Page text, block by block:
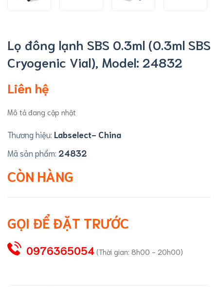
Lọ đông lạnh SBS 0.3ml (0.3ml SBS
Cryogenic Vial), Model: 24832
Liên hệ
Mô tả đang cập nhật
Thương hiệu: Labselect- China
Mã sản phẩm: 24832
CÒN HÀNG
GỌI ĐỂ ĐẶT TRƯỚC
0976365054 (Thời gian: 8h00 - 20h00)